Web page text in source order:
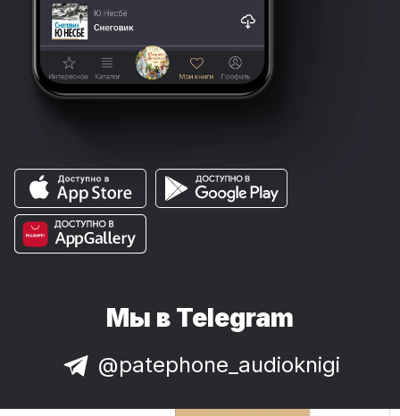
Мы в Telegram
@patephone_audioknigi